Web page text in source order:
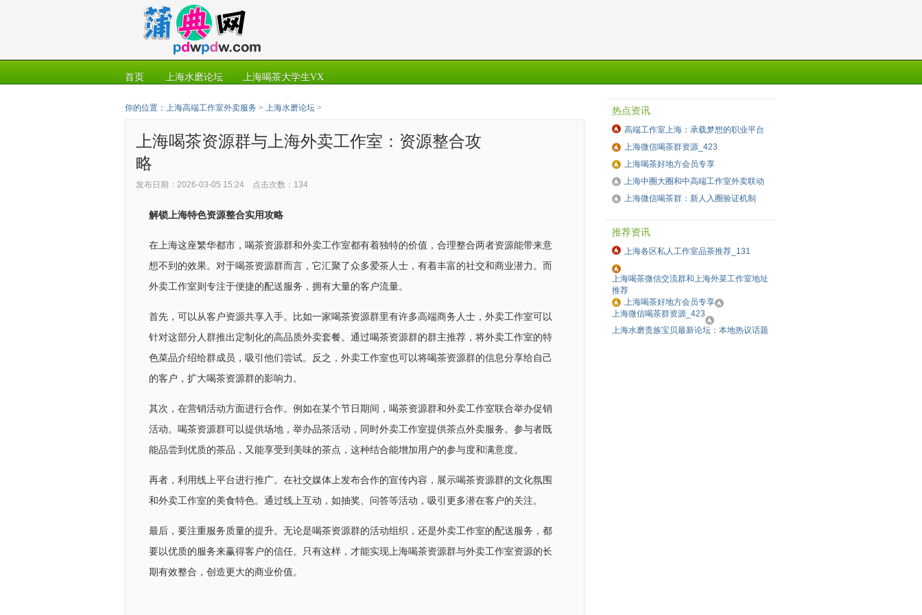
首页 上海水磨论坛 上海喝茶大学生VX
你的位置： 上海高端工作室外卖服务 > 上海水磨论坛 >
上海喝茶资源群与上海外卖工作室：资源整合攻
略
发布日期：2026-03-05 15:24 点击次数：134
解锁上海特色资源整合实用攻略
在上海这座繁华都市，喝茶资源群和外卖工作室都有着独特的价值，合理整合两者资源能带来意
想不到的效果。对于喝茶资源群而言，它汇聚了众多爱茶人士，有着丰富的社交和商业潜力。而
外卖工作室则专注于便捷的配送服务，拥有大量的客户流量。
首先，可以从客户资源共享入手。比如一家喝茶资源群里有许多高端商务人士，外卖工作室可以
针对这部分人群推出定制化的高品质外卖套餐。通过喝茶资源群的群主推荐，将外卖工作室的特
色菜品介绍给群成员，吸引他们尝试。反之，外卖工作室也可以将喝茶资源群的信息分享给自己
的客户，扩大喝茶资源群的影响力。
其次，在营销活动方面进行合作。例如在某个节日期间，喝茶资源群和外卖工作室联合举办促销
活动。喝茶资源群可以提供场地，举办品茶活动，同时外卖工作室提供茶点外卖服务。参与者既
能品尝到优质的茶品，又能享受到美味的茶点，这种结合能增加用户的参与度和满意度。
再者，利用线上平台进行推广。在社交媒体上发布合作的宣传内容，展示喝茶资源群的文化氛围
和外卖工作室的美食特色。通过线上互动，如抽奖、问答等活动，吸引更多潜在客户的关注。
最后，要注重服务质量的提升。无论是喝茶资源群的活动组织，还是外卖工作室的配送服务，都
要以优质的服务来赢得客户的信任。只有这样，才能实现上海喝茶资源群与外卖工作室资源的长
期有效整合，创造更大的商业价值。
热点资讯
高端工作室上海：承载梦想的职业平台
上海微信喝茶群资源_423
上海喝茶好地方会员专享
上海中圈大圈和中高端工作室外卖联动
上海微信喝茶群：新人入圈验证机制
推荐资讯
上海各区私人工作室品茶推荐_131
上海喝茶微信交流群和上海外菜工作室地址
推荐
上海喝茶好地方会员专享
上海微信喝茶群资源_423
上海水磨贵族宝贝最新论坛：本地热议话题